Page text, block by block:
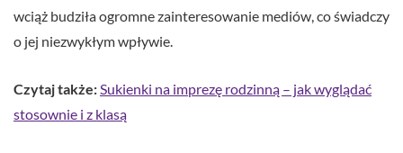
wciąż budziła ogromne zainteresowanie mediów, co świadczy
o jej niezwykłym wpływie.
Czytaj także: Sukienki na imprezę rodzinną – jak wyglądać
stosownie i z klasą